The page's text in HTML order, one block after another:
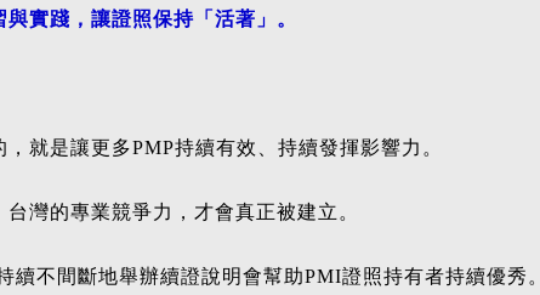
實踐，讓證照保持「活著」。
就是讓更多PMP持續有效、持續發揮影響力。
台灣的專業競爭力，才會真正被建立。
續不間斷地舉辦續證說明會幫助PMI證照持有者持續優秀。